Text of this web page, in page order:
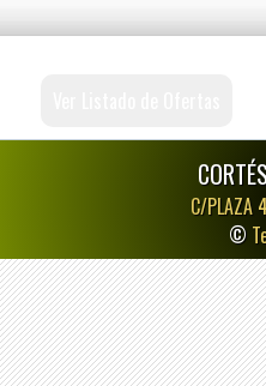
C/PLAZA
©